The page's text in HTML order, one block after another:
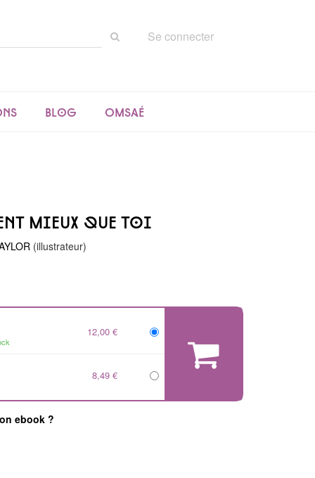
Se connecter
Blog Omsaé
mieux que toi
(illustrateur)
12,00 €
8,49 €
ebook ?